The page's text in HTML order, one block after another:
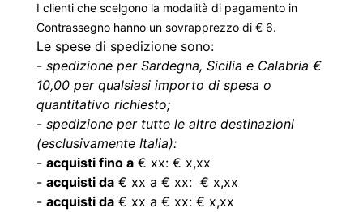
I clienti che scelgono la modalità di pagamento in
Contrassegno hanno un sovrapprezzo di € 6.
Le spese di spedizione sono:
- spedizione per Sardegna, Sicilia e Calabria €
10,00 per qualsiasi importo di spesa o
quantitativo richiesto;
- spedizione per tutte le altre destinazioni
(esclusivamente Italia):
- acquisti fino a € xx: € x,xx
- acquisti da € xx a € xx: € x,xx
- acquisti da € xx a € xx: € x,xx